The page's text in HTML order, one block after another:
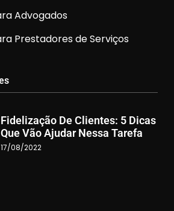
Advogados
Prestadores de Serviços
Fidelização De Clientes: 5 Dicas
Que Vão Ajudar Nessa Tarefa
17/08/2022